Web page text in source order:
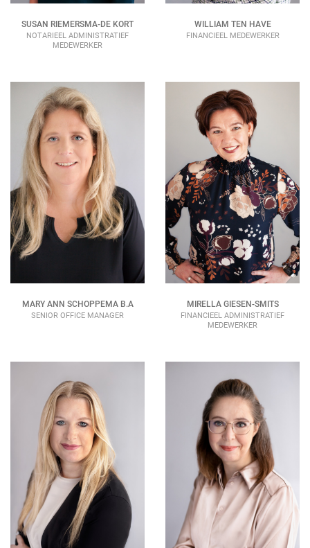
SUSAN RIEMERSMA-DE KORT
NOTARIEEL ADMINISTRATIEF
MEDEWERKER
WILLIAM TEN HAVE
FINANCIEEL MEDEWERKER
MARY ANN SCHOPPEMA B.A
SENIOR OFFICE MANAGER
MIRELLA GIESEN-SMITS
FINANCIEEL ADMINISTRATIEF
MEDEWERKER